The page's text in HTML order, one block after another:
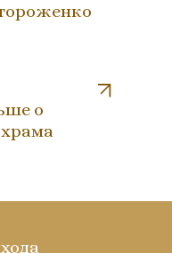
о
храма